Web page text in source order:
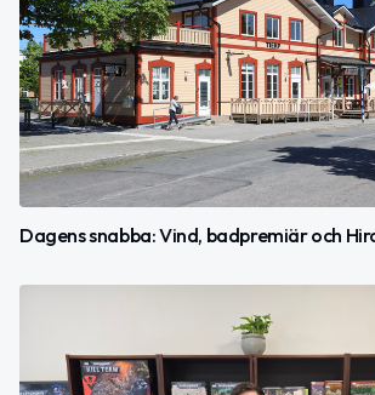
Dagens snabba: Vind, badpremiär och